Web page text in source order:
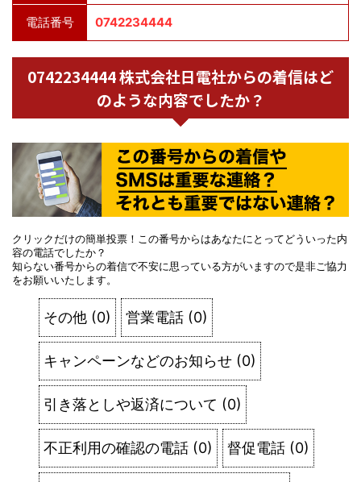
電話番号 0742234444
0742234444 株式会社日電社からの着信はど
のような内容でしたか？
クリックだけの簡単投票！この番号からはあなたにとってどういった内
容の電話でしたか？
知らない番号からの着信で不安に思っている方がいますので是非ご協力
をお願いいたします。
その他 (0) 営業電話 (0)
キャンペーンなどのお知らせ (0)
引き落としや返済について (0)
不正利用の確認の電話 (0) 督促電話 (0)